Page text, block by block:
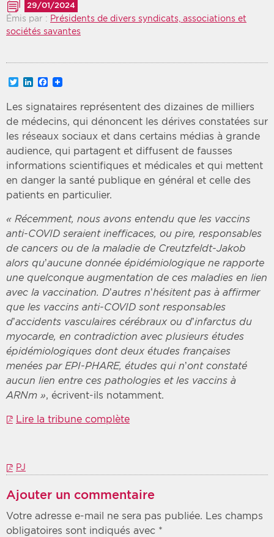
29/01/2024
Émis par : Présidents de divers syndicats, associations et
sociétés savantes
TwitterLinkedInFacebook
Les signataires représentent des dizaines de milliers
de médecins, qui dénoncent les dérives constatées sur
les réseaux sociaux et dans certains médias à grande
audience, qui partagent et diffusent de fausses
informations scientifiques et médicales et qui mettent
en danger la santé publique en général et celle des
patients en particulier.
« Récemment, nous avons entendu que les vaccins
anti-COVID seraient inefficaces, ou pire, responsables
de cancers ou de la maladie de Creutzfeldt-Jakob
alors qu’aucune donnée épidémiologique ne rapporte
une quelconque augmentation de ces maladies en lien
avec la vaccination. D’autres n’hésitent pas à affirmer
que les vaccins anti-COVID sont responsables
d’accidents vasculaires cérébraux ou d’infarctus du
myocarde, en contradiction avec plusieurs études
épidémiologiques dont deux études françaises
menées par EPI-PHARE, études qui n’ont constaté
aucun lien entre ces pathologies et les vaccins à
ARNm », écrivent-ils notamment.
Lire la tribune complète
PJ
Ajouter un commentaire
Votre adresse e-mail ne sera pas publiée. Les champs
obligatoires sont indiqués avec *